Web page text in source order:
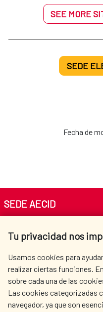
SEE MORE
SEDE
Fecha de
Tu privacidad nos
Usamos cookies para
realizar ciertas funciones.
sobre cada una de las
Las cookies categorizadas
navegador, ya que son
SEDE AECID
Tel. +34 900 20 30 54​​​​​​​
AECID
SPANISH HUMANITARIAN